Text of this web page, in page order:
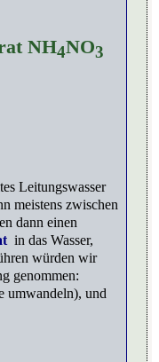
NH4NO3
Leitungswasser
meistens zwischen
dann einen
in das Wasser,
würden wir
genommen:
umwandeln), und